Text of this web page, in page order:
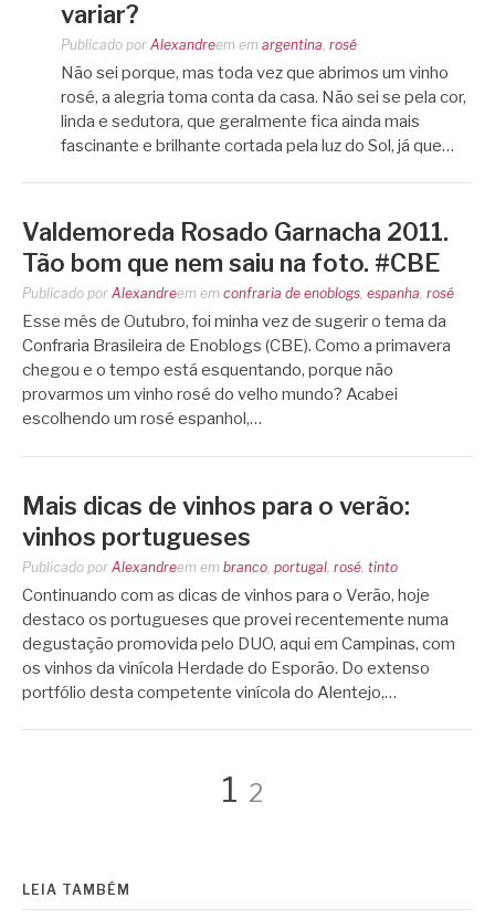
variar?
Publicado por Alexandreem em argentina rosé
Não sei porque, mas toda vez que abrimos um vinho
rosé, a alegria toma conta da casa. Não sei se pela cor,
linda e sedutora, que geralmente fica ainda mais
fascinante e brilhante cortada pela luz do Sol, já que…
Valdemoreda Rosado Garnacha 2011.
Tão bom que nem saiu na foto. #CBE
Publicado por Alexandreem em confraria de enoblogs, espanha, rosé
Esse mês de Outubro, foi minha vez de sugerir o tema da
Confraria Brasileira de Enoblogs (CBE). Como a primavera
chegou e o tempo está esquentando, porque não
provarmos um vinho rosé do velho mundo? Acabei
escolhendo um rosé espanhol,…
Mais dicas de vinhos para o verão:
vinhos portugueses
Publicado por Alexandreem em branco portugal rosé tinto
Continuando com as dicas de vinhos para o Verão, hoje
destaco os portugueses que provei recentemente numa
degustação promovida pelo DUO, aqui em Campinas, com
os vinhos da vinícola Herdade do Esporão. Do extenso
portfólio desta competente vinícola do Alentejo,…
Paginação
de
Página
1 Página
2
LEIA TAMBÉM